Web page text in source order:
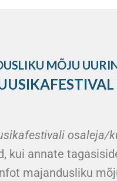
MÕJU
osaleja/
kui annate
majandusliku